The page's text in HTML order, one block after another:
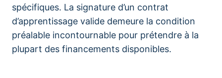
spécifiques. La signature d’un contrat
d’apprentissage valide demeure la condition
préalable incontournable pour prétendre à la
plupart des financements disponibles.